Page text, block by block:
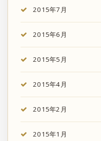
2015年7月
2015年6月
2015年5月
2015年4月
2015年2月
2015年1月